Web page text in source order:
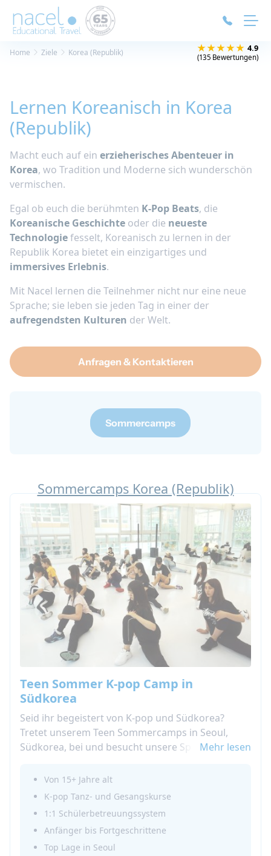
★★★★★ 4.9
(135 Bewertungen)
Home Ziele Korea (Republik)
Lernen Koreanisch in Korea
(Republik)
Macht euch auf ein erzieherisches Abenteuer in
Korea, wo Tradition und Moderne sich wunderschön
vermischen.
Egal ob euch die berühmten K-Pop Beats, die
Koreanische Geschichte oder die neueste
Technologiefesselt, Koreanisch zu lernen in der
Republik Korea bietet ein einzigartiges und
immersives Erlebnis.
Mit Nacel lernen die Teilnehmer nicht nur eine neue
Sprache; sie leben sie jeden Tag in einer der
aufregendsten Kulturen der Welt.
Anfragen & Kontaktieren
Sommercamps
Sommercamps Korea (Republik)
Teen Sommer K-pop Camp in
Südkorea
Seid ihr begeistert von K-pop und Südkorea?
Tretet unserem Teen Sommercamps in Seoul,
Südkorea, bei und besucht unsere Sprachschule
indem ihr an unserem Nachmittagsprogramm
teilnehmt, das K-pop Sing- und Tanzstunden
beinhaltet, bei denen ihr die Choreographien
eurer Lieblingsgruppen lernen und aufführen
könnt.Sprachaufenthalt in Seoul: Nutzt die
Gelegenheit, euch durch verschiedene
Mehr lesen
Von 15+ Jahre alt
K-pop Tanz- und Gesangskurse
1:1 Schülerbetreuungssystem
Anfänger bis Fortgeschrittene
Top Lage in Seoul
Cookie-Einstellungen